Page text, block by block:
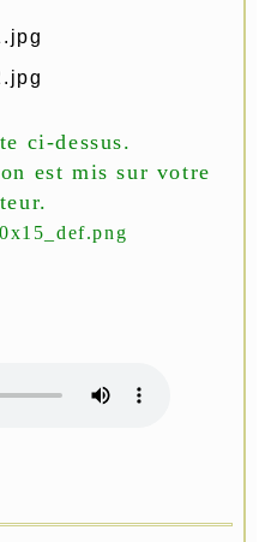
ci-dessus.
est mis sur votre